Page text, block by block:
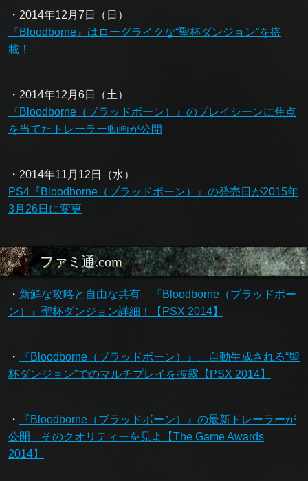
・2014年12月7日（日）
『Bloodborne』はローグライクな“聖杯ダンジョン”を搭
載！
・2014年12月6日（土）
『Bloodborne（ブラッドボーン）』のプレイシーンに焦点
を当てたトレーラー動画が公開
・2014年11月12日（水）
PS4『Bloodborne（ブラッドボーン）』の発売日が2015年
3月26日に変更
ファミ通.com
・ 新鮮な攻略と自由な共有 『Bloodborne（ブラッドボー
ン）』聖杯ダンジョン詳細！【PSX 2014】
・
『Bloodborne（ブラッドボーン）』、自動生成される“聖
杯ダンジョン”でのマルチプレイを披露【PSX 2014】
・
『Bloodborne（ブラッドボーン）』の最新トレーラーが
公開 そのクオリティーを見よ【The Game Awards
2014】